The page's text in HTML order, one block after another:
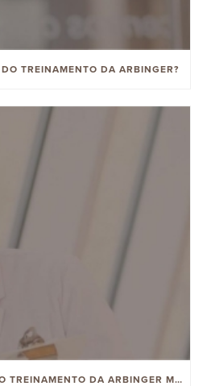
TREINAMENTO DA ARBINGER?
ESTUDOS DIZEM QUE O TREINAMENTO DA ARBINGER MELHORA A CULTURA, PERFORMANCE E ENGAJAMENTO